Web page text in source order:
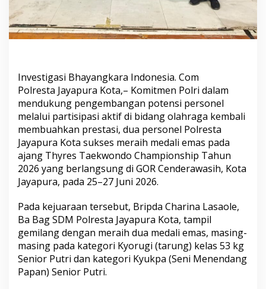
Investigasi Bhayangkara Indonesia. Com
Polresta Jayapura Kota,– Komitmen Polri dalam
mendukung pengembangan potensi personel
melalui partisipasi aktif di bidang olahraga kembali
membuahkan prestasi, dua personel Polresta
Jayapura Kota sukses meraih medali emas pada
ajang Thyres Taekwondo Championship Tahun
2026 yang berlangsung di GOR Cenderawasih, Kota
Jayapura, pada 25–27 Juni 2026.
Pada kejuaraan tersebut, Bripda Charina Lasaole,
Ba Bag SDM Polresta Jayapura Kota, tampil
gemilang dengan meraih dua medali emas, masing-
masing pada kategori Kyorugi (tarung) kelas 53 kg
Senior Putri dan kategori Kyukpa (Seni Menendang
Papan) Senior Putri.